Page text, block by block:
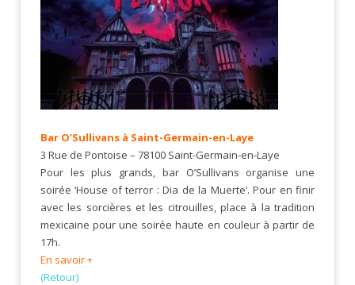
Bar O’Sullivans à Saint-Germain-en-Laye
3 Rue de Pontoise – 78100 Saint-Germain-en-Laye
Pour les plus grands, bar O’Sullivans organise une
soirée ‘House of terror : Dia de la Muerte’. Pour en finir
avec les sorcières et les citrouilles, place à la tradition
mexicaine pour une soirée haute en couleur à partir de
17h.
En savoir +
(Retour)